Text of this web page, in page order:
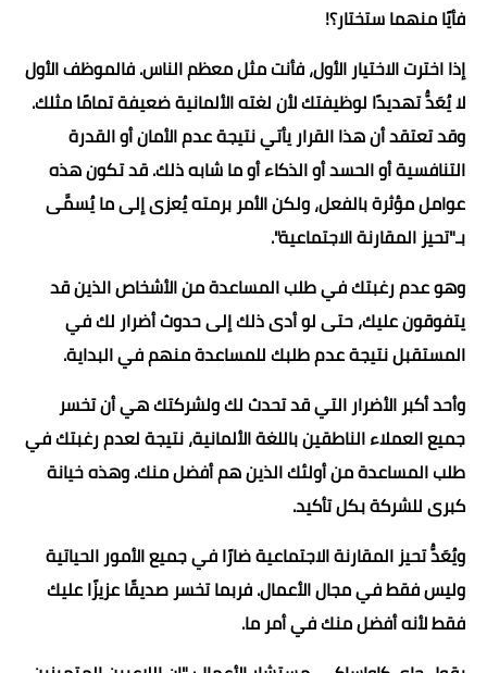
فأيًا منهما ستختار؟!
إذا اخترت الاختيار الأول، فأنت مثل معظم الناس. فالموظف الأول
لا يُعَدُّ تهديدًا لوظيفتك لأن لغته الألمانية ضعيفة تمامًا مثلك.
وقد تعتقد أن هذا القرار يأتي نتيجة عدم الأمان أو القدرة
التنافسية أو الحسد أو الذكاء أو ما شابه ذلك. قد تكون هذه
عوامل مؤثرة بالفعل، ولكن الأمر برمته يُعزى إلى ما يُسمَّى
بـ"تحيز المقارنة الاجتماعية".
وهو عدم رغبتك في طلب المساعدة من الأشخاص الذين قد
يتفوقون عليك، حتى لو أدى ذلك إلى حدوث أضرار لك في
المستقبل نتيجة عدم طلبك للمساعدة منهم في البداية.
وأحد أكبر الأضرار التي قد تحدث لك ولشركتك هي أن تخسر
جميع العملاء الناطقين باللغة الألمانية، نتيجة لعدم رغبتك في
طلب المساعدة من أولئك الذين هم أفضل منك. وهذه خيانة
كبرى للشركة بكل تأكيد.
ويُعَدُّ تحيز المقارنة الاجتماعية ضارًا في جميع الأمور الحياتية
وليس فقط في مجال الأعمال. فربما تخسر صديقًا عزيزًا عليك
فقط لأنه أفضل منك في أمر ما.